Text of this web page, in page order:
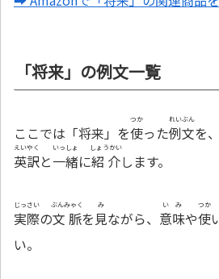
「将来」の例文一覧
ここでは「将来」を使
つか
った例文
れいぶん
を
英訳
えいやく
と一緒
いっしょ
に紹介
しょうかい
します。
実際
じっさい
の文脈
ぶんみゃく
を見
み
ながら、 意味
いみ
や使
つか
い。